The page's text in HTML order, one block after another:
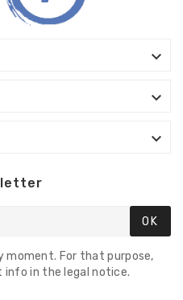



OK
moment. For that purpose,
in the legal notice.